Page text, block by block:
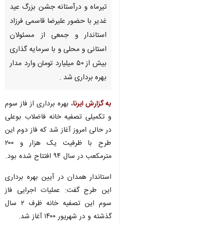
تیرماه و درآستانه جشن بزرگ عید
غدیر با حضور علیرضا قاسمی فرزاد
استاندار و جمعی از مسئولان
استانی و محلی و با سرمایه گذاری
بیش از ۵۰ میلیارد تومان وارد مدار
بهره برداری شد .
به گزارش ایرنا، بهره برداری از فاز سوم
و تکمیلی تصفیه خانه فاضلاب بوعلی
در حالی امروز آغاز شد که فاز دوم این
طرح با ظرفیت یک هزار و ۲۰۰
مترمکعب در سال ۹۴ افتتاح شده بود.
استاندار همدان در آیین بهره برداری
این طرح گفت: عملیات اجرایی فاز
سوم این تصفیه خانه ظرف ۲ سال
گذشته و در شهریور ۱۴۰۰ آغاز شد.